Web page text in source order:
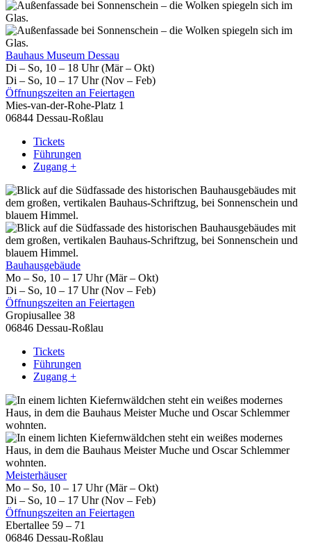
Bauhaus Museum Dessau
Di – So, 10 – 18 Uhr (Mär – Okt)
Di – So, 10 – 17 Uhr (Nov – Feb)
Öffnungszeiten an Feiertagen
Mies-van-der-Rohe-Platz 1
06844 Dessau-Roßlau
Tickets
Führungen
Zugang +
Bauhausgebäude
Mo – So, 10 – 17 Uhr (Mär – Okt)
Di – So, 10 – 17 Uhr (Nov – Feb)
Öffnungszeiten an Feiertagen
Gropiusallee 38
06846 Dessau-Roßlau
Tickets
Führungen
Zugang +
Meisterhäuser
Mo – So, 10 – 17 Uhr (Mär – Okt)
Di – So, 10 – 17 Uhr (Nov – Feb)
Öffnungszeiten an Feiertagen
Ebertallee 59 – 71
06846 Dessau-Roßlau